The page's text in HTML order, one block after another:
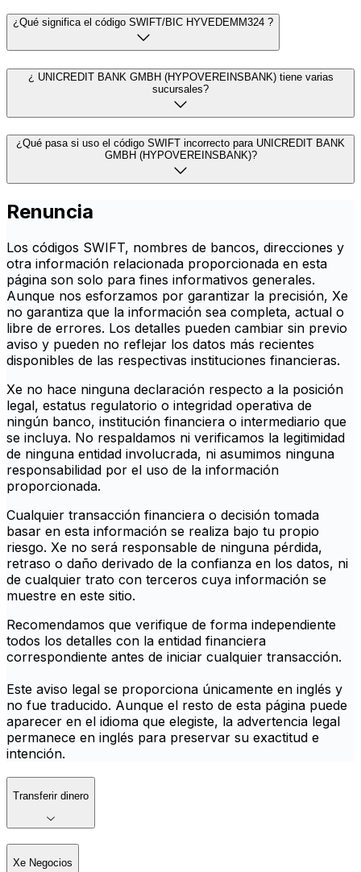
¿Qué significa el código SWIFT/BIC HYVEDEMM324 ?
¿ UNICREDIT BANK GMBH (HYPOVEREINSBANK) tiene varias
sucursales?
¿Qué pasa si uso el código SWIFT incorrecto para UNICREDIT BANK
GMBH (HYPOVEREINSBANK)?
Renuncia
Los códigos SWIFT, nombres de bancos, direcciones y
otra información relacionada proporcionada en esta
página son solo para fines informativos generales.
Aunque nos esforzamos por garantizar la precisión, Xe
no garantiza que la información sea completa, actual o
libre de errores. Los detalles pueden cambiar sin previo
aviso y pueden no reflejar los datos más recientes
disponibles de las respectivas instituciones financieras.
Xe no hace ninguna declaración respecto a la posición
legal, estatus regulatorio o integridad operativa de
ningún banco, institución financiera o intermediario que
se incluya. No respaldamos ni verificamos la legitimidad
de ninguna entidad involucrada, ni asumimos ninguna
responsabilidad por el uso de la información
proporcionada.
Cualquier transacción financiera o decisión tomada
basar en esta información se realiza bajo tu propio
riesgo. Xe no será responsable de ninguna pérdida,
retraso o daño derivado de la confianza en los datos, ni
de cualquier trato con terceros cuya información se
muestre en este sitio.
Recomendamos que verifique de forma independiente
todos los detalles con la entidad financiera
correspondiente antes de iniciar cualquier transacción.
Este aviso legal se proporciona únicamente en inglés y
no fue traducido. Aunque el resto de esta página puede
aparecer en el idioma que elegiste, la advertencia legal
permanece en inglés para preservar su exactitud e
intención.
Transferir dinero
Xe Negocios